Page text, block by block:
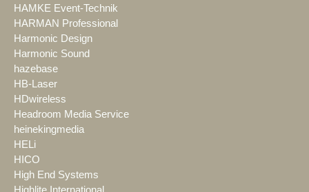
HAMKE Event-Technik
HARMAN Professional
Harmonic Design
Harmonic Sound
hazebase
HB-Laser
HDwireless
Headroom Media Service
heinekingmedia
HELi
HICO
High End Systems